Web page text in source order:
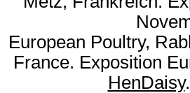
European Poultry,
France. Exposition
HenDaisy